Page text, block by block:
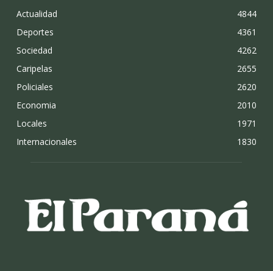
Actualidad
4844
Deportes
4361
Sociedad
4262
Caripelas
2655
Policiales
2620
Economia
2010
Locales
1971
Internacionales
1830